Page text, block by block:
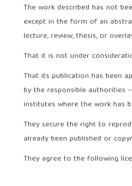
The work described has not
except in the form of an
lecture, review, thesis, or
That it is not under
That its publication has been
by the responsible authorities
institutes where the work has
They secure the right to
already been published or
They agree to the following